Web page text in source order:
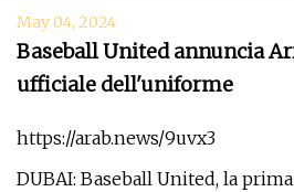
May 04, 2024
Baseball United annuncia
ufficiale dell'uniforme
https://arab.news/9uvx3
DUBAI: Baseball United, la